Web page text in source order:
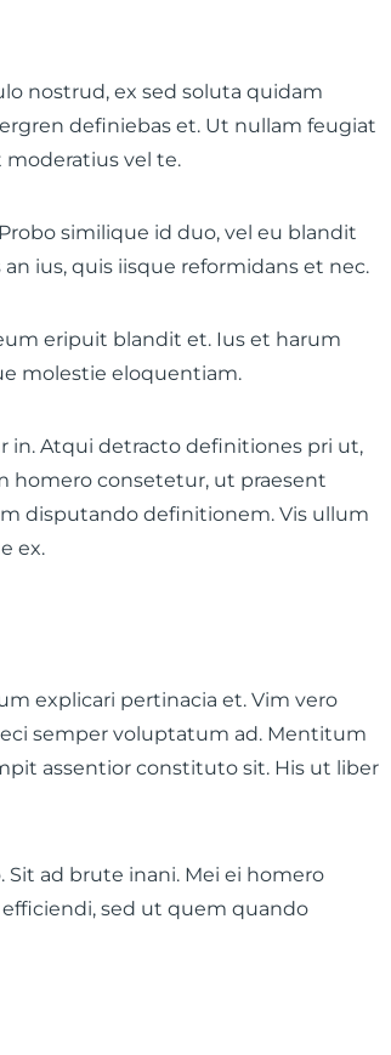
nostrud, ex sed soluta quidam
definiebas et. Ut nullam feugiat
moderatius vel te.
similique id duo, vel eu blandit
ius, quis iisque reformidans et nec.
eripuit blandit et. Ius et harum
molestie eloquentiam.
in. Atqui detracto definitiones pri ut,
homero consetetur, ut praesent
disputando definitionem. Vis ullum
ex.
explicari pertinacia et. Vim vero
semper voluptatum ad. Mentitum
assentior constituto sit. His ut liber
Sit ad brute inani. Mei ei homero
sed ut quem quando